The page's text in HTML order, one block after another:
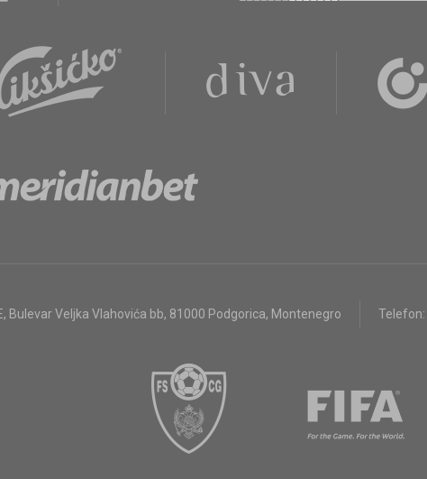
, Bulevar Veljka Vlahovića bb, 81000 Podgorica, Montenegro Telefon: